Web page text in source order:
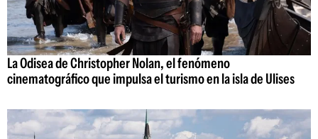
La Odisea de Christopher Nolan, el fenómeno
cinematográfico que impulsa el turismo en la isla de Ulises